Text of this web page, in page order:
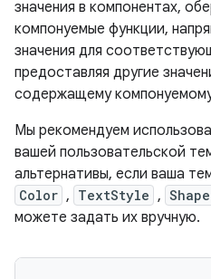
значения в компонентах,
компонуемые функции,
значения для
предоставляя другие
содержащему
Мы рекомендуем
вашей пользовательской
альтернативы, если ваша
Color , TextStyle , Shape
можете задать их вручную.